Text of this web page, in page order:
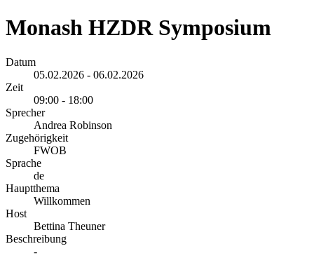
Monash HZDR Symposium
Datum
05.02.2026 - 06.02.2026
Zeit
09:00 - 18:00
Sprecher
Andrea Robinson
Zugehörigkeit
FWOB
Sprache
de
Hauptthema
Willkommen
Host
Bettina Theuner
Beschreibung
-